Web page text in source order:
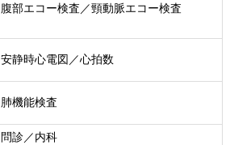
腹部エコー検査／頸動脈エコー検査
安静時心電図／心拍数
肺機能検査
問診／内科